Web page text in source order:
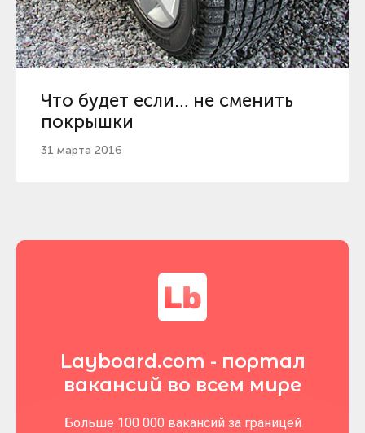
Что будет если… не сменить
покрышки
31 марта 2016
Layboard.com - портал
вакансий во всем мире
Больше 100 000 вакансий за границей